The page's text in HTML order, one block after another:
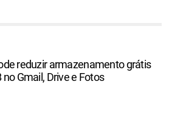
reduzir armazenamento grátis
no Gmail, Drive e Fotos